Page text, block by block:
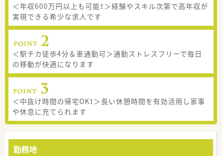
＜年収600万円以上も可能！＞経験やスキル次第で高年収が
実現できる希少な求人です
＜駅チカ徒歩4分＆車通勤可＞通勤ストレスフリーで毎日
の移動が快適になります
＜中抜け時間の帰宅OK！＞長い休憩時間を有効活用し家事
や休息に充てられます
勤務地